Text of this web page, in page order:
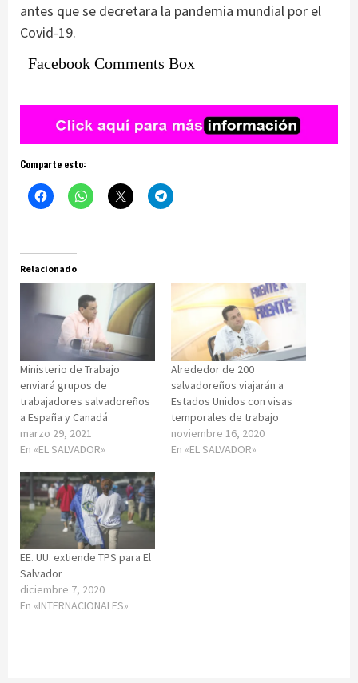
antes que se decretara la pandemia mundial por el
Covid-19.
Facebook Comments Box
Comparte esto:
Relacionado
Ministerio de Trabajo
enviará grupos de
trabajadores salvadoreños
a España y Canadá
marzo 29, 2021
En «EL SALVADOR»
Alrededor de 200
salvadoreños viajarán a
Estados Unidos con visas
temporales de trabajo
noviembre 16, 2020
En «EL SALVADOR»
EE. UU. extiende TPS para El
Salvador
diciembre 7, 2020
En «INTERNACIONALES»